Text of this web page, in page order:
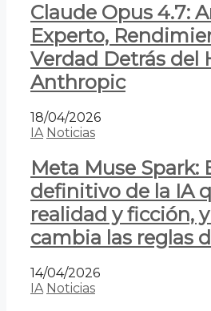
Claude Opus 4.7:
Experto,
Verdad Detrás del
Anthropic
18/04/2026
IA Noticias
Meta Muse Spark:
definitivo de la IA
realidad y ficción,
cambia las reglas
14/04/2026
IA Noticias